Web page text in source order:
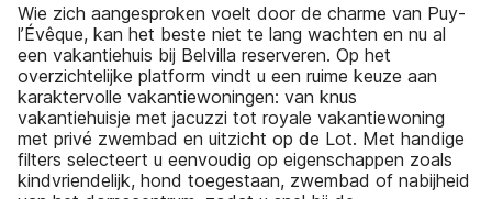
Wie zich aangesproken voelt door de charme van Puy-
l’Évêque, kan het beste niet te lang wachten en nu al
een vakantiehuis bij Belvilla reserveren. Op het
overzichtelijke platform vindt u een ruime keuze aan
karaktervolle vakantiewoningen: van knus
vakantiehuisje met jacuzzi tot royale vakantiewoning
met privé zwembad en uitzicht op de Lot. Met handige
filters selecteert u eenvoudig op eigenschappen zoals
kindvriendelijk, hond toegestaan, zwembad of nabijheid